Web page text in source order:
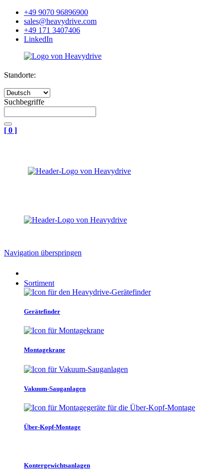
+49 9070 96896900
sales@heavydrive.com
+49 171 3407406
LinkedIn
Standorte:
Suchbegriffe
[ 0 ]
Navigation überspringen
Sortiment
Gerätefinder
Montagekrane
Vakuum-Sauganlagen
Über-Kopf-Montage
Kontergewichtsanlagen